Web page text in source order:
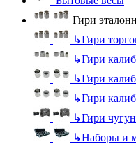
Гири
↳Гири
↳Гири
↳Гири
↳Гири
↳Гири
↳Наборы и